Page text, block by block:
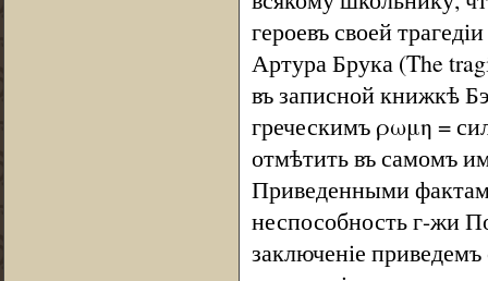
героевъ своей
Артура Брука (The
въ записной книжкѣ
греческимъ ρωμη =
отмѣтить въ самомъ
Приведенными
неспособность г-жи
заключеніе